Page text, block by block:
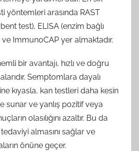
yöntemleri arasında RAST
test), ELISA (enzim bağlı
ImmunoCAP yer almaktadır.
bir avantajı, hızlı ve doğru
Semptomlara dayalı
kıyasla, kan testleri daha kesin
sunar ve yanlış pozitif veya
olasılığını azaltır. Bu da
almasını sağlar ve
önüne geçer.